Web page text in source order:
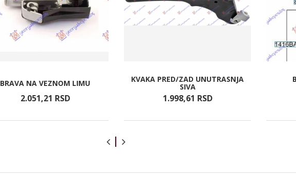
BRAVA NA VEZNOM LIMU
2.051,21 RSD
KVAKA PRED/ZAD UNUTRASNJA
SIVA
1.998,61 RSD